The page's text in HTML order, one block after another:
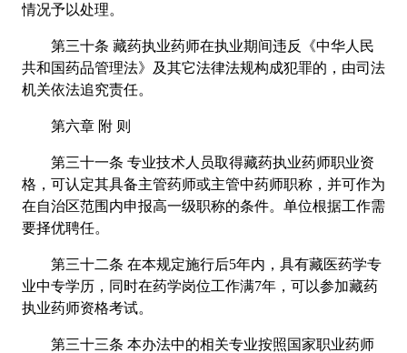
情况予以处理。
第三十条 藏药执业药师在执业期间违反《中华人民
共和国药品管理法》及其它法律法规构成犯罪的，由司法
机关依法追究责任。
第六章 附 则
第三十一条 专业技术人员取得藏药执业药师职业资
格，可认定其具备主管药师或主管中药师职称，并可作为
在自治区范围内申报高一级职称的条件。单位根据工作需
要择优聘任。
第三十二条 在本规定施行后5年内，具有藏医药学专
业中专学历，同时在药学岗位工作满7年，可以参加藏药
执业药师资格考试。
第三十三条 本办法中的相关专业按照国家职业药师